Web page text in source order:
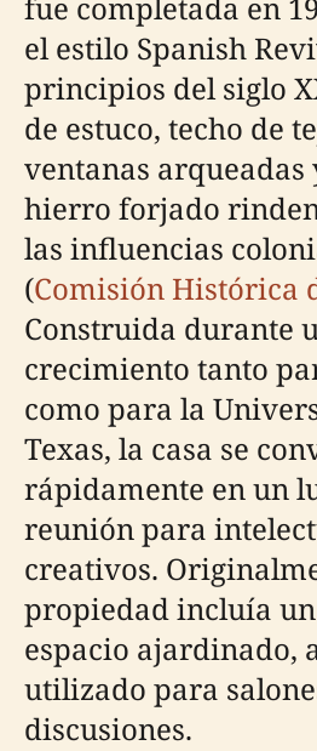
el estilo Spanish
principios del siglo
de estuco, techo de
ventanas arqueadas
hierro forjado
las influencias
(Comisión Histórica
Construida durante
crecimiento tanto
como para la
Texas, la casa se
rápidamente en un
reunión para
creativos.
propiedad incluía
espacio ajardinado,
utilizado para
discusiones.